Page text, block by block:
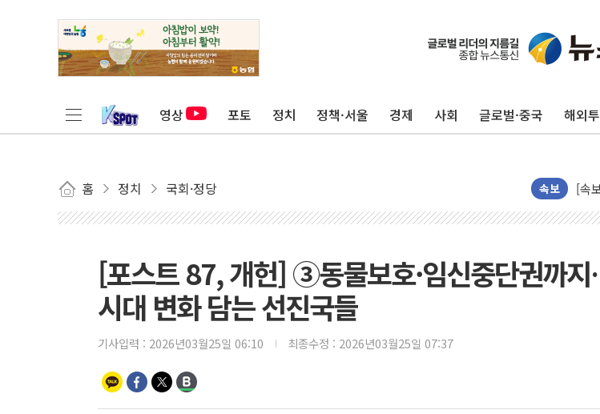
영상 포토 정치 정책·서울 경제 사회 글로벌·중국 해외
홈 정치 국회·정당 속보
포
울
인
김
[속
[속
이
美,
강
폐
서
李
여
[포스트 87, 개헌] ③동물보호·임신중단권까
시대 변화 담는 선진국들
기사입력 : 2026년03월25일 06:10 최종수정 : 2026년03월25일 07:37